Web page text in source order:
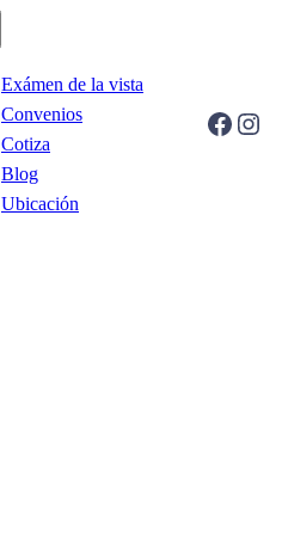
Exámen de la vista
Convenios
Cotiza
Blog
Ubicación
Facebook Instagram